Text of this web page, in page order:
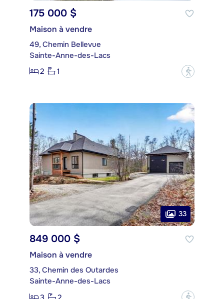
175 000 $
Maison à vendre
49, Chemin Bellevue
Sainte-Anne-des-Lacs
2
1 ?
33
849 000 $
Maison à vendre
33, Chemin des Outardes
Sainte-Anne-des-Lacs
?